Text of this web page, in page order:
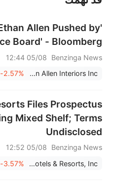
Allen Pushed by
Board' - Bloomberg
Benzinga News
05/08 12:44
Ethan Allen Interiors Inc.
-2.57%
Files Prospectus
Mixed Shelf; Terms
Undisclosed
Benzinga News
05/08 12:52
Xenia Hotels & Resorts, Inc.
-3.57%